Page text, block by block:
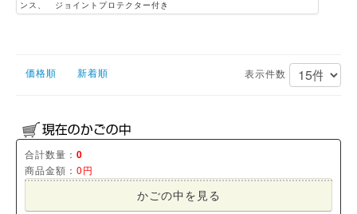
ンス、 ジョイントプロテクター付き
価格順 新着順 表示件数
合計数量： 0
商品金額： 0円
かごの中を見る